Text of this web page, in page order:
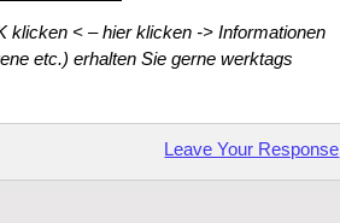
klicken < – hier klicken -> Informationen
etc.) erhalten Sie gerne werktags
Leave Your Response